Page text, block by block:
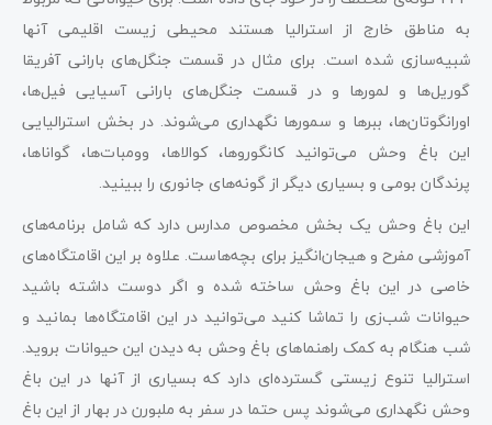
به مناطق خارج از استرالیا هستند محیطی زیست اقلیمی آنها
شبیه‌سازی شده است. برای مثال در قسمت جنگل‌های بارانی آفریقا
گوریل‌ها و لمورها و در قسمت جنگل‌های بارانی آسیایی فیل‌ها،
اورانگوتان‌ها، ببرها و سمورها نگهداری می‌شوند. در بخش استرالیایی
این باغ وحش می‌توانید کانگوروها، کوالاها، وومبات‌ها، گواناها،
پرندگان بومی و بسیاری دیگر از گونه‌های جانوری را ببینید.
این باغ وحش یک بخش مخصوص مدارس دارد که شامل برنامه‌های
آموزشی مفرح و هیجان‌انگیز برای بچه‌هاست. علاوه بر این اقامتگاه‌های
خاصی در این باغ وحش ساخته شده و اگر دوست داشته باشید
حیوانات شب‌زی را تماشا کنید می‌توانید در این اقامتگاه‌ها بمانید و
شب هنگام به کمک راهنماهای باغ وحش به دیدن این حیوانات بروید.
استرالیا تنوع زیستی گسترده‌ای دارد که بسیاری از آنها در این باغ
وحش نگهداری می‌شوند پس حتما در سفر به ملبورن در بهار از این باغ